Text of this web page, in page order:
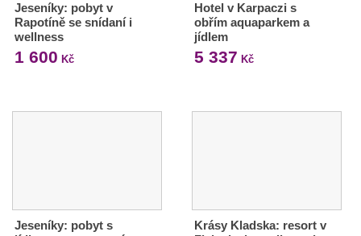
Jeseníky: pobyt v
Rapotíně se snídaní i
wellness
1 600 Kč
Hotel v Karpaczi s
obřím aquaparkem a
jídlem
5 337 Kč
Jeseníky: pobyt s
Krásy Kladska: resort v